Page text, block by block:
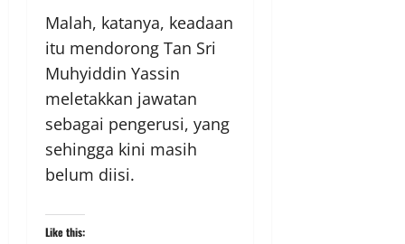
Malah, katanya, keadaan
itu mendorong Tan Sri
Muhyiddin Yassin
meletakkan jawatan
sebagai pengerusi, yang
sehingga kini masih
belum diisi.
Like this: